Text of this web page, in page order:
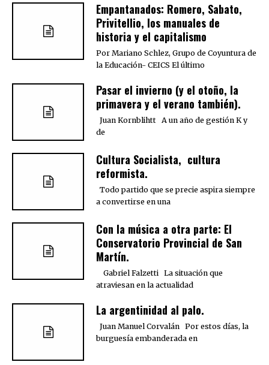
Empantanados: Romero, Sabato,
Privitellio, los manuales de
historia y el capitalismo
Por Mariano Schlez, Grupo de Coyuntura de
la Educación- CEICS El último
Pasar el invierno (y el otoño, la
primavera y el verano también).
Juan Kornblihtt A un año de gestión K y
de
Cultura Socialista, cultura
reformista.
Todo partido que se precie aspira siempre
a convertirse en una
Con la música a otra parte: El
Conservatorio Provincial de San
Martín.
Gabriel Falzetti La situación que
atraviesan en la actualidad
La argentinidad al palo.
Juan Manuel Corvalán Por estos días, la
burguesía embanderada en